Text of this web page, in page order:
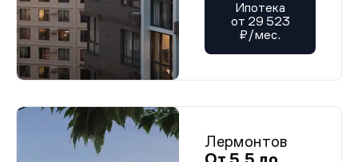
Ипотека
от 29 523
₽/мес.
Лермонтов